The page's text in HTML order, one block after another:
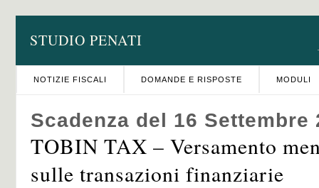
STUDIO PENATI
NOTIZIE FISCALI DOMANDE E RISPOSTE MODULI
Scadenza del 16 Settembre
TOBIN TAX – Versamento
sulle transazioni finanziarie